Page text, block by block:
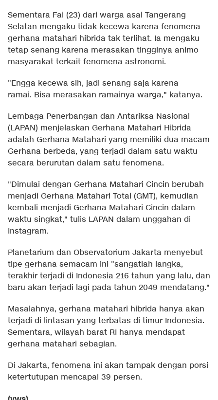
Sementara Fai (23) dari warga asal Tangerang
Selatan mengaku tidak kecewa karena fenomena
gerhana matahari hibrida tak terlihat. Ia mengaku
tetap senang karena merasakan tingginya animo
masyarakat terkait fenomena astronomi.
"Engga kecewa sih, jadi senang saja karena
ramai. Bisa merasakan ramainya warga," katanya.
Lembaga Penerbangan dan Antariksa Nasional
(LAPAN) menjelaskan Gerhana Matahari Hibrida
adalah Gerhana Matahari yang memiliki dua macam
Gerhana berbeda, yang terjadi dalam satu waktu
secara berurutan dalam satu fenomena.
"Dimulai dengan Gerhana Matahari Cincin berubah
menjadi Gerhana Matahari Total (GMT), kemudian
kembali menjadi Gerhana Matahari Cincin dalam
waktu singkat," tulis LAPAN dalam unggahan di
Instagram.
Planetarium dan Observatorium Jakarta menyebut
tipe gerhana semacam ini "sangatlah langka,
terakhir terjadi di Indonesia 216 tahun yang lalu, dan
baru akan terjadi lagi pada tahun 2049 mendatang."
Masalahnya, gerhana matahari hibrida hanya akan
terjadi di lintasan yang terbatas di timur Indonesia.
Sementara, wilayah barat RI hanya mendapat
gerhana matahari sebagian.
Di Jakarta, fenomena ini akan tampak dengan porsi
ketertutupan mencapai 39 persen.